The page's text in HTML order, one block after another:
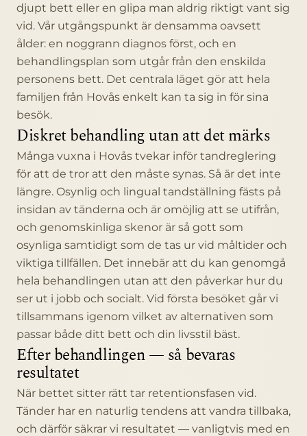
djupt bett eller en glipa man aldrig riktigt vant sig
vid. Vår utgångspunkt är densamma oavsett
ålder: en noggrann diagnos först, och en
behandlingsplan som utgår från den enskilda
personens bett. Det centrala läget gör att hela
familjen från Hovås enkelt kan ta sig in för sina
besök.
Diskret behandling utan att det märks
Många vuxna i Hovås tvekar inför tandreglering
för att de tror att den måste synas. Så är det inte
längre. Osynlig och lingual tandställning fästs på
insidan av tänderna och är omöjlig att se utifrån,
och genomskinliga skenor är så gott som
osynliga samtidigt som de tas ur vid måltider och
viktiga tillfällen. Det innebär att du kan genomgå
hela behandlingen utan att den påverkar hur du
ser ut i jobb och socialt. Vid första besöket går vi
tillsammans igenom vilket av alternativen som
passar både ditt bett och din livsstil bäst.
Efter behandlingen — så bevaras
resultatet
När bettet sitter rätt tar retentionsfasen vid.
Tänder har en naturlig tendens att vandra tillbaka,
och därför säkrar vi resultatet — vanligtvis med en